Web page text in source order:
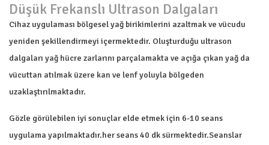
Düşük Frekanslı Ultrason Dalgaları
Cihaz uygulaması bölgesel yağ birikimlerini azaltmak ve vücudu
yeniden şekillendirmeyi içermektedir. Oluşturduğu ultrason
dalgaları yağ hücre zarlarını parçalamakta ve açığa çıkan yağ da
vücuttan atılmak üzere kan ve lenf yoluyla bölgeden
uzaklaştırılmaktadır.
Gözle görülebilen iyi sonuçlar elde etmek için 6-10 seans
uygulama yapılmaktadır.her seans 40 dk sürmektedir.Seanslar